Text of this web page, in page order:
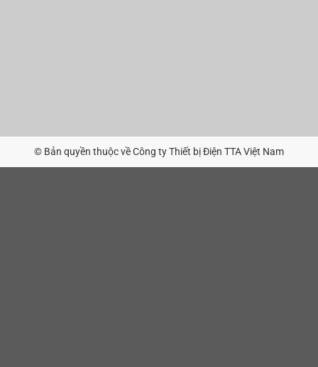
© Bản quyền thuộc về Công ty Thiết bị Điện TTA Việt Nam